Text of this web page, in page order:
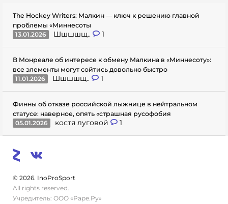
The Hockey Writers: Малкин — ключ к решению главной
проблемы «Миннесоты
13.01.2026
Шшшшщ.. 1
В Монреале об интересе к обмену Малкина в «Миннесоту»:
все элементы могут сойтись довольно быстро
11.01.2026
Шшшшщ.. 1
Финны об отказе российской лыжнице в нейтральном
статусе: наверное, опять «страшная русофобия
05.01.2026
костя луговой 1
© 2026. InoProSport
All rights reserved.
Учредитель: ООО «Раре.Ру»